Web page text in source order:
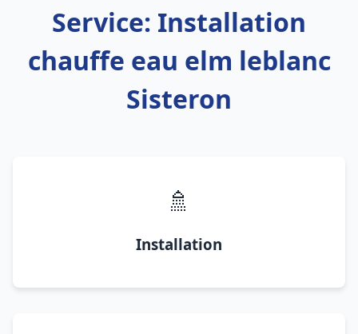
Service: Installation
chauffe eau elm leblanc
Sisteron
🚿
Installation